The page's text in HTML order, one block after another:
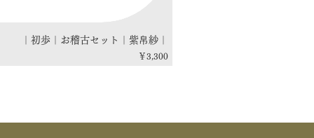
｜初歩｜お稽古セット｜紫帛紗｜
価格
￥3,300